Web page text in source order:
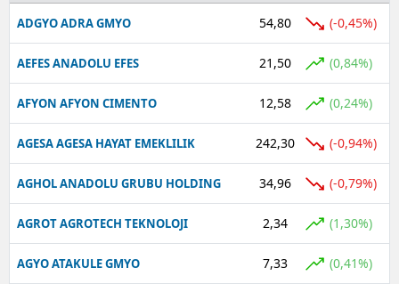
ADGYO ADRA GMYO 54,80 (-0,45%)
AEFES ANADOLU EFES 21,50 (0,84%)
AFYON AFYON CIMENTO 12,58 (0,24%)
AGESA AGESA HAYAT EMEKLILIK 242,30 (-0,94%)
AGHOL ANADOLU GRUBU HOLDING 34,96 (-0,79%)
AGROT AGROTECH TEKNOLOJI 2,34 (1,30%)
AGYO ATAKULE GMYO 7,33 (0,41%)